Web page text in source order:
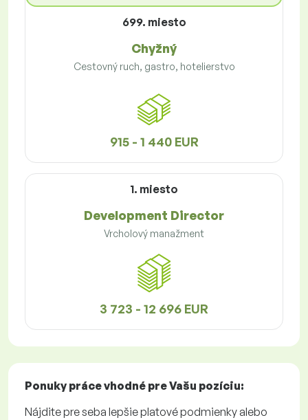
699. miesto
Chyžný
Cestovný ruch, gastro, hotelierstvo
915 - 1 440 EUR
1. miesto
Development Director
Vrcholový manažment
3 723 - 12 696 EUR
Ponuky prácevhodné pre Vašu pozíciu:
Nájdite pre seba lepšie platové podmienky alebo